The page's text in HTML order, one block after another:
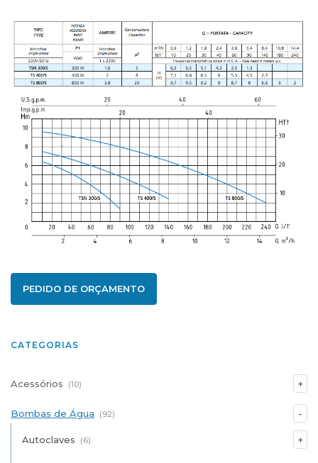
PEDIDO DE ORÇAMENTO
CATEGORIAS
Acessórios (10)
Bombas de Água (92)
Autoclaves (6)